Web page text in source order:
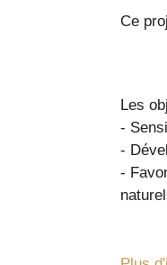
Ce
Les
-
-
-